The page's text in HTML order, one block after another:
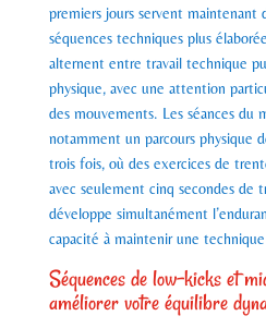
premiers jours servent maintenant
séquences techniques plus
alternent entre travail technique
physique, avec une attention
des mouvements. Les séances du
notamment un parcours physique
trois fois, où des exercices de
avec seulement cinq secondes de
développe simultanément
capacité à maintenir une
Séquences de low-kicks et
améliorer votre équilibre